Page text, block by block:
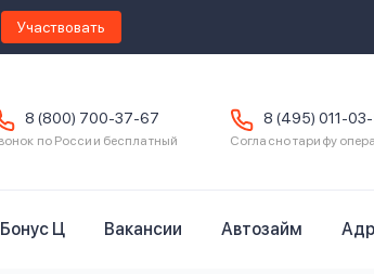
Участвовать
8 (800) 700-37-67
по России бесплатный
8 (495) 011-
Согласно тарифу
Бонус Ц Вакансии Автозайм